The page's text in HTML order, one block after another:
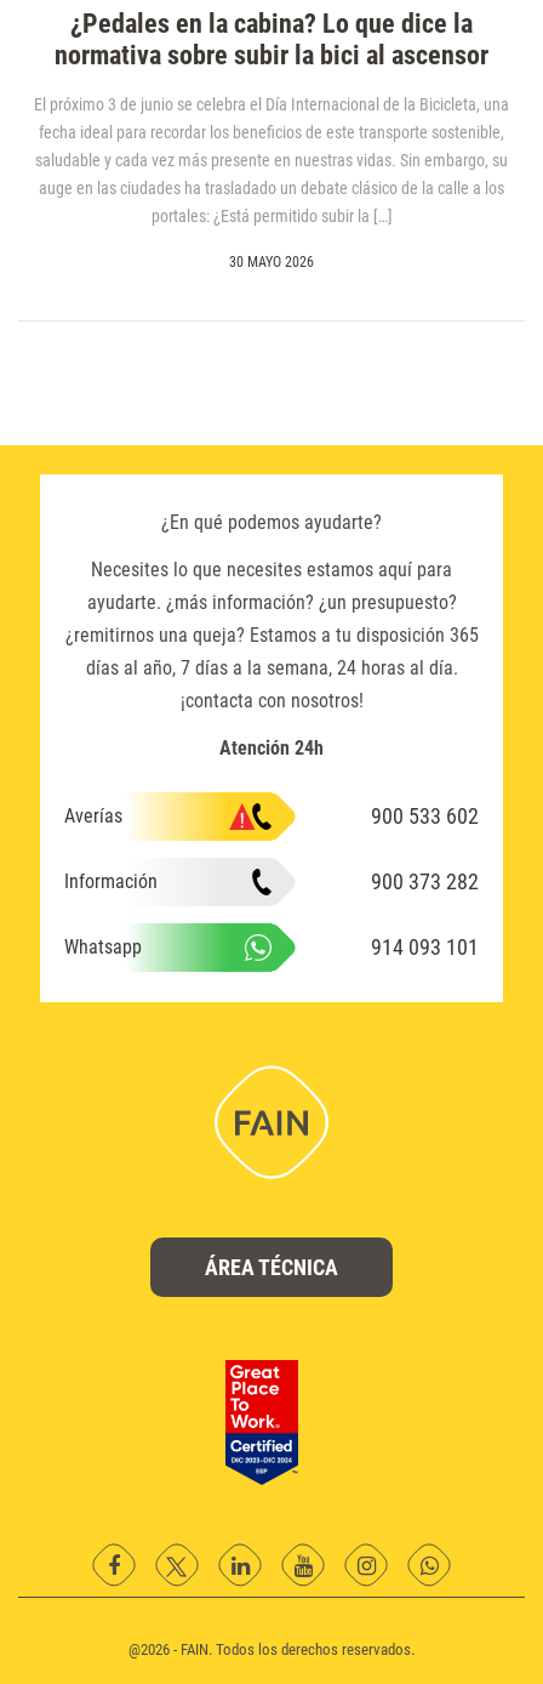
¿Pedales en la cabina? Lo que dice la
normativa sobre subir la bici al ascensor
El próximo 3 de junio se celebra el Día Internacional de la Bicicleta, una
fecha ideal para recordar los beneficios de este transporte sostenible,
saludable y cada vez más presente en nuestras vidas. Sin embargo, su
auge en las ciudades ha trasladado un debate clásico de la calle a los
portales: ¿Está permitido subir la […]
30 MAYO 2026
¿En qué podemos ayudarte?
Necesites lo que necesites estamos aquí para
ayudarte. ¿más información? ¿un presupuesto?
¿remitirnos una queja? Estamos a tu disposición 365
días al año, 7 días a la semana, 24 horas al día.
¡contacta con nosotros!
Atención 24h
Averías 900 533 602
Información 900 373 282
Whatsapp 914 093 101
ÁREA TÉCNICA
facebooktwitter LinkedinYouTubeinstagramWhatsapp
@2026 - FAIN. Todos los derechos reservados.